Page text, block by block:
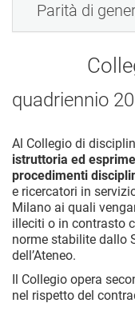
Parità di
quadriennio
Al Collegio di
istruttoria ed
procedimenti
e ricercatori in
Milano ai quali
illeciti o in contrasto
norme stabilite dallo
dell’Ateneo.
Il Collegio opera
nel rispetto del